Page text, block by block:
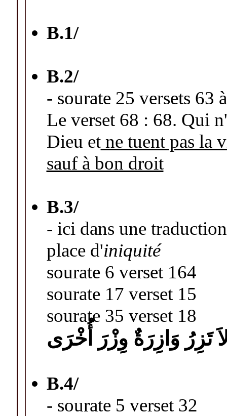
B.1/
B.2/
- sourate 25 versets 63
Le verset 68 : 68. Qui
Dieu etne tuent pas la
sauf à bon droit
B.3/
- ici dans une
place d'iniquité
sourate 6 verset 164
sourate 17 verset 15
sourate 35 verset 18
تَزِرُ وَازِرَةٌ وِزْرَ أُخْرَى
B.4/
- sourate 5 verset 32